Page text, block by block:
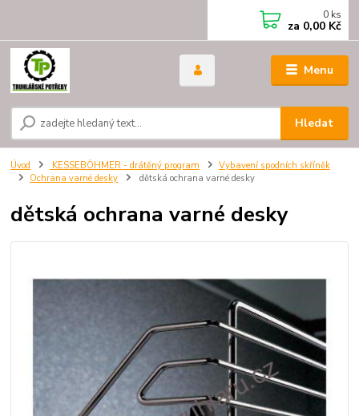
Menu
Hledat
0 ks
za 0,00 Kč
Úvod KESSEBÖHMER - drátěný program
Vybavení spodních skříněk
Ochrana varné desky
dětská ochrana varné desky
dětská ochrana varné desky